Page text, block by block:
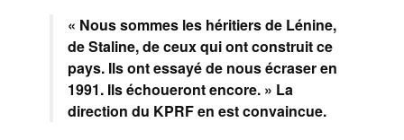
« Nous sommes les héritiers de Lénine,
de Staline, de ceux qui ont construit ce
pays. Ils ont essayé de nous écraser en
1991. Ils échoueront encore. » La
direction du KPRF en est convaincue.